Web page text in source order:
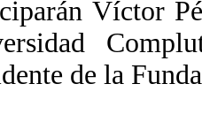
Víctor
de la